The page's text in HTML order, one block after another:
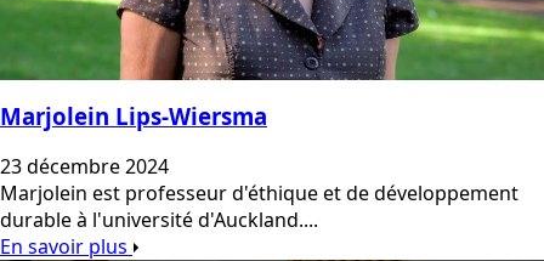
Marjolein Lips-Wiersma
23 décembre 2024
Marjolein est professeur d'éthique et de développement
durable à l'université d'Auckland....
En savoir plus